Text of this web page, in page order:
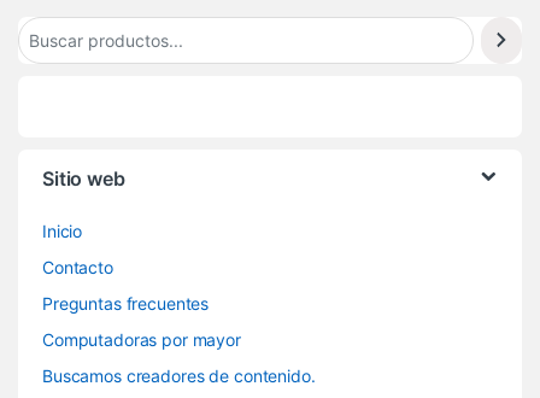
6
Sitio web
Inicio
Contacto
Preguntas frecuentes
Computadoras por mayor
Buscamos creadores de contenido.